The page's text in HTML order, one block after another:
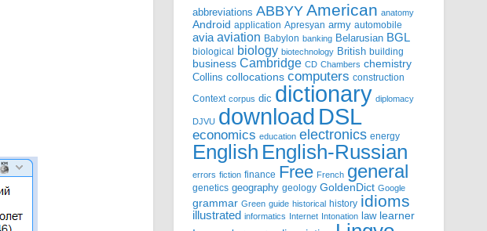
abbreviations ABBYY American anatomy
Android application Apresyan army automobile
avia aviation Babylon banking Belarusian BGL
biological biology biotechnology British building
business Cambridge CD Chambers chemistry
Collins collocations computers construction
Context corpus dic dictionary diplomacy
DJVU download DSL
economics education electronics energy
English English-Russian
errors fiction finance Free French general
genetics geography geology GoldenDict Google
grammar Green guide historical history idioms
illustrated informatics Internet Intonation law learner